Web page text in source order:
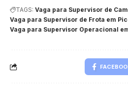
TAGS: Vaga para Supervisor de
Vaga para Supervisor de Frota em
Vaga para Supervisor Operacional